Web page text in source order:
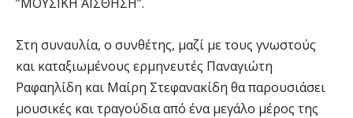
Στη συναυλία, ο συνθέτης, μαζί με τους γνωστούς
και καταξιωμένους ερμηνευτές Παναγιώτη
Ραφαηλίδη και Μαίρη Στεφανακίδη θα παρουσιάσει
μουσικές και τραγούδια από ένα μεγάλο μέρος της